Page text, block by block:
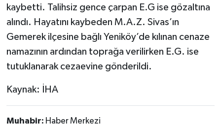
kaybetti. Talihsiz gence çarpan E.G ise gözaltına
alındı. Hayatını kaybeden M.A.Z. Sivas’ın
Gemerek ilçesine bağlı Yeniköy’de kılınan cenaze
namazının ardından toprağa verilirken E.G. ise
tutuklanarak cezaevine gönderildi.
Kaynak: İHA
Muhabir: Haber Merkezi